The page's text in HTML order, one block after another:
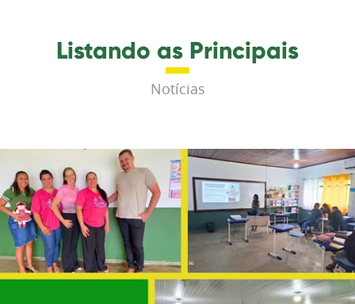
Listando as Principais
Notícias